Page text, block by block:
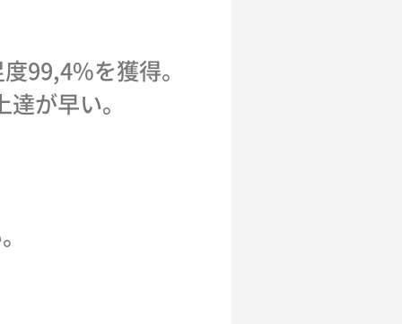
99,4%を獲得。
が早い。